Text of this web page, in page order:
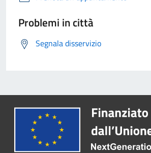
Problemi in città
Segnala disservizio